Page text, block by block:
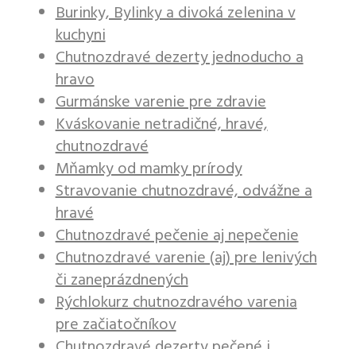
Burinky, Bylinky a divoká zelenina v
kuchyni
Chutnozdravé dezerty jednoducho a
hravo
Gurmánske varenie pre zdravie
Kváskovanie netradičné, hravé,
chutnozdravé
Mňamky od mamky prírody
Stravovanie chutnozdravé, odvážne a
hravé
Chutnozdravé pečenie aj nepečenie
Chutnozdravé varenie (aj) pre lenivých
či zaneprázdnených
Rýchlokurz chutnozdravého varenia
pre začiatočníkov